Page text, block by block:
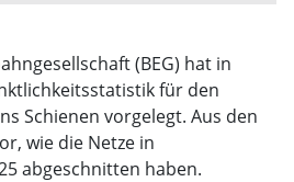
(BEG) hat in
für den
Schienen vorgelegt. Aus den
wie die Netze in
abgeschnitten haben.